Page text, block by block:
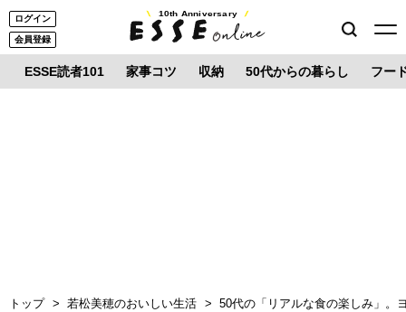
ログイン
会員登録
10th Anniversary
ESSE読者101 家事コツ 収納 50代からの暮らし フー
トップ 若松美穂のおいしい生活 50代の「リアルな食の楽しみ」。